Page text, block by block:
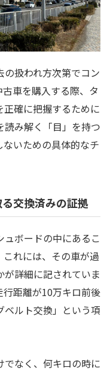
の扱われ方次第でコン
車を購入する際、タ
確に把握するために
み解く「目」を持つ
いための具体的なチ
交換済みの証拠
ボードの中にあるこ
れには、その車が過
詳細に記されていま
距離が10万キロ前後
ルト交換」という項
なく、何キロの時に